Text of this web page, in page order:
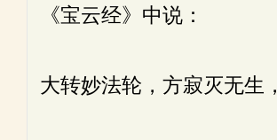
《宝云经》中说：
大转妙法轮，方寂灭无生，